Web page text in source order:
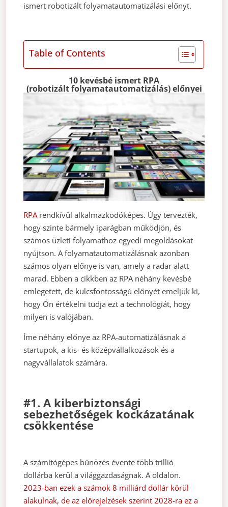
ismert robotizált folyamatautomatizálási előnyt.
Table of Contents
10 kevésbé ismert RPA
(robotizált folyamatautomatizálás) előnyei
RPA rendkívül alkalmazkodóképes. Úgy tervezték,
hogy szinte bármely iparágban működjön, és
számos üzleti folyamathoz egyedi megoldásokat
nyújtson. A folyamatautomatizálásnak azonban
számos olyan előnye is van, amely a radar alatt
marad. Ebben a cikkben az RPA néhány kevésbé
emlegetett, de kulcsfontosságú előnyét emeljük ki,
hogy Ön értékelni tudja ezt a technológiát, hogy
milyen is valójában.
Íme néhány előnye az RPA-automatizálásnak a
startupok, a kis- és középvállalkozások és a
nagyvállalatok számára.
#1. A kiberbiztonsági
sebezhetőségek kockázatának
csökkentése
A számítógépes bűnözés évente több trillió
dollárba kerül a világgazdaságnak. A oldalon.
2023-ban ezek a számok 8 milliárd dollár körül
alakulnak, de az előrejelzések szerint 2028-ra ez a